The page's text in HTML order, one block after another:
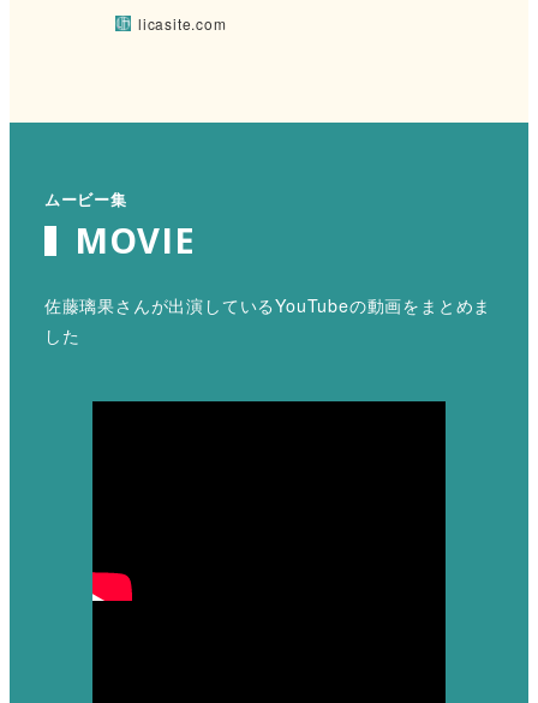
licasite.com
ムービー集
MOVIE
佐藤璃果さんが出演しているYouTubeの動画をまとめま
した